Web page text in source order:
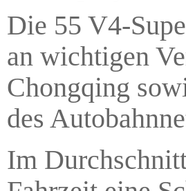
Die 55 V4-
an wichtigen
Chongqing
des
Im